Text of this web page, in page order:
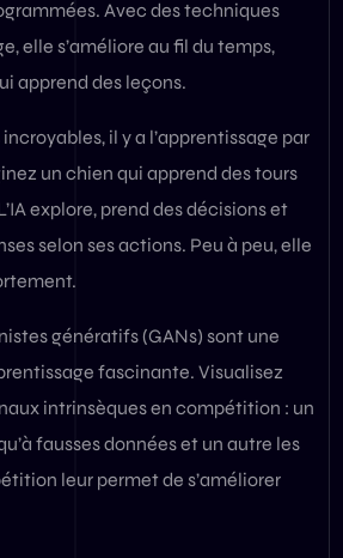
Avec des techniques
elle s’améliore au fil du temps,
apprend des leçons.
il y a l’apprentissage par
un chien qui apprend des tours
explore, prend des décisions et
selon ses actions. Peu à peu, elle
génératifs (GANs) sont une
fascinante. Visualisez
intrinsèques en compétition : un
fausses données et un autre les
leur permet de s’améliorer